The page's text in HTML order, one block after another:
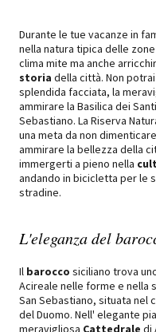
Durante le tue vacanze in
nella natura tipica delle
clima mite ma anche
storia della città. Non
splendida facciata, la
ammirare la Basilica dei
Sebastiano. La Riserva
una meta da non
ammirare la bellezza della
immergerti a pieno nella
andando in bicicletta per le
stradine.
L'eleganza del
Il barocco siciliano trova
Acireale nelle forme e nella
San Sebastiano, situata nel
del Duomo. Nell' elegante
meravigliosa Cattedrale di